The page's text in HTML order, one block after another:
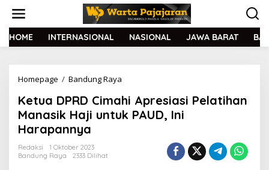
t
HOME INTERNASIONAL NASIONAL JAWA BARAT
Homepage / Bandung Raya
t
u
a
Ketua DPRD Cimahi Apresiasi Pelatihan
Manasik Haji untuk PAUD, Ini
Harapannya
Redaksi
1 Oktober 2023
Bandung Raya
2333 Dilihat